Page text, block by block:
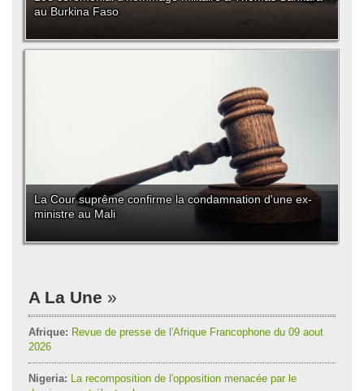
au Burkina Faso
La Cour suprême confirme la condamnation d'une ex-
ministre au Mali
A La Une
Afrique: Revue de presse de l'Afrique Francophone du 09 aout
2026
Nigeria: La recomposition de l'opposition menacée par le